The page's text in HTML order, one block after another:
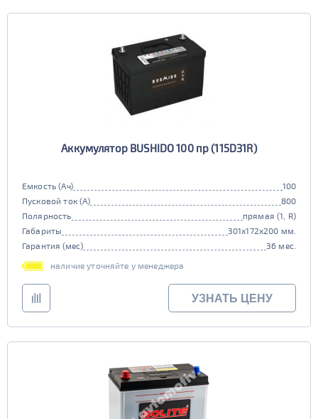
Аккумулятор BUSHIDO 100 пр (115D31R)
Емкость (Ач)
100
Пусковой ток (А)
800
Полярность
прямая (1, R)
Габариты
301x172x200 мм.
Гарантия (мес)
36 мес.
наличие уточняйте у менеджера
УЗНАТЬ ЦЕНУ